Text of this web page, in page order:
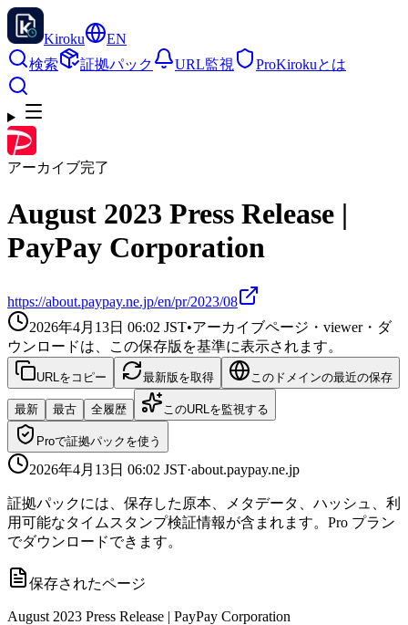
Kiroku
EN
検索
証拠パック URL監視 ProKirokuとは
アーカイブ完了
August 2023 Press Release |
PayPay Corporation
https://about.paypay.ne.jp/en/pr/2023/08
2026年4月13日 06:02 JST•アーカイブページ・viewer・ダ
ウンロードは、この保存版を基準に表示されます。
URLをコピー 最新版を取得 このドメインの最近の保存
最新 最古 全履歴 このURLを監視する
Proで証拠パックを使う
2026年4月13日 06:02 JST·about.paypay.ne.jp
証拠パックには、保存した原本、メタデータ、ハッシュ、利
用可能なタイムスタンプ検証情報が含まれます。Pro プラン
でダウンロードできます。
保存されたページ
August 2023 Press Release | PayPay Corporation